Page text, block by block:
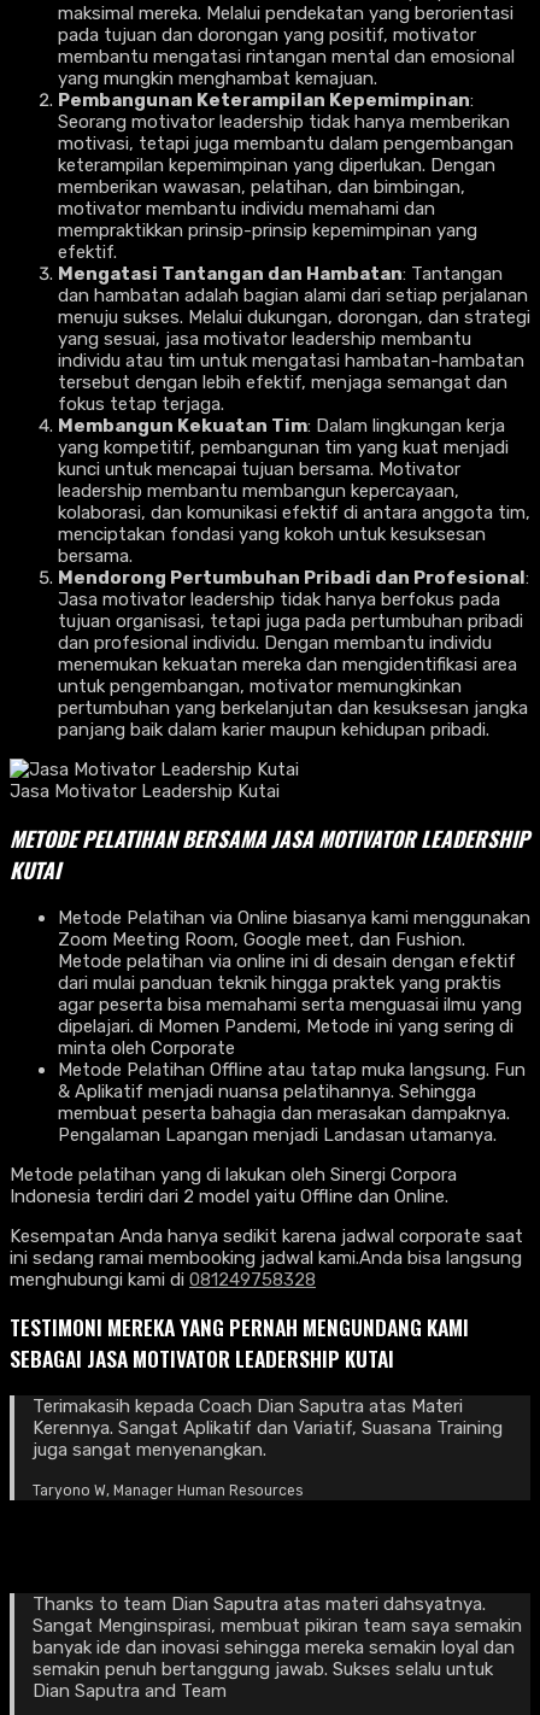
maksimal mereka. Melalui pendekatan yang berorientasi
pada tujuan dan dorongan yang positif, motivator
membantu mengatasi rintangan mental dan emosional
yang mungkin menghambat kemajuan.
Pembangunan Keterampilan Kepemimpinan:
Seorang motivator leadership tidak hanya memberikan
motivasi, tetapi juga membantu dalam pengembangan
keterampilan kepemimpinan yang diperlukan. Dengan
memberikan wawasan, pelatihan, dan bimbingan,
motivator membantu individu memahami dan
mempraktikkan prinsip-prinsip kepemimpinan yang
efektif.
Mengatasi Tantangan dan Hambatan: Tantangan
dan hambatan adalah bagian alami dari setiap perjalanan
menuju sukses. Melalui dukungan, dorongan, dan strategi
yang sesuai, jasa motivator leadership membantu
individu atau tim untuk mengatasi hambatan-hambatan
tersebut dengan lebih efektif, menjaga semangat dan
fokus tetap terjaga.
Membangun Kekuatan Tim: Dalam lingkungan kerja
yang kompetitif, pembangunan tim yang kuat menjadi
kunci untuk mencapai tujuan bersama. Motivator
leadership membantu membangun kepercayaan,
kolaborasi, dan komunikasi efektif di antara anggota tim,
menciptakan fondasi yang kokoh untuk kesuksesan
bersama.
Mendorong Pertumbuhan Pribadi dan Profesional:
Jasa motivator leadership tidak hanya berfokus pada
tujuan organisasi, tetapi juga pada pertumbuhan pribadi
dan profesional individu. Dengan membantu individu
menemukan kekuatan mereka dan mengidentifikasi area
untuk pengembangan, motivator memungkinkan
pertumbuhan yang berkelanjutan dan kesuksesan jangka
panjang baik dalam karier maupun kehidupan pribadi.
Jasa Motivator Leadership Kutai
METODE PELATIHAN BERSAMA JASA MOTIVATOR LEADERSHIP
KUTAI
Metode Pelatihan via Online biasanya kami menggunakan
Zoom Meeting Room, Google meet, dan Fushion.
Metode pelatihan via online ini di desain dengan efektif
dari mulai panduan teknik hingga praktek yang praktis
agar peserta bisa memahami serta menguasai ilmu yang
dipelajari. di Momen Pandemi, Metode ini yang sering di
minta oleh Corporate
Metode Pelatihan Offline atau tatap muka langsung. Fun
& Aplikatif menjadi nuansa pelatihannya. Sehingga
membuat peserta bahagia dan merasakan dampaknya.
Pengalaman Lapangan menjadi Landasan utamanya.
Metode pelatihan yang di lakukan oleh Sinergi Corpora
Indonesia terdiri dari 2 model yaitu Offline dan Online.
Kesempatan Anda hanya sedikit karena jadwal corporate saat
ini sedang ramai membooking jadwal kami.Anda bisa langsung
menghubungi kami di 081249758328
TESTIMONI MEREKA YANG PERNAH MENGUNDANG KAMI
SEBAGAI JASA MOTIVATOR LEADERSHIP KUTAI
Terimakasih kepada Coach Dian Saputra atas Materi
Kerennya. Sangat Aplikatif dan Variatif, Suasana Training
juga sangat menyenangkan.
Taryono W, Manager Human Resources
Thanks to team Dian Saputra atas materi dahsyatnya.
Sangat Menginspirasi, membuat pikiran team saya semakin
banyak ide dan inovasi sehingga mereka semakin loyal dan
semakin penuh bertanggung jawab. Sukses selalu untuk
Dian Saputra and Team